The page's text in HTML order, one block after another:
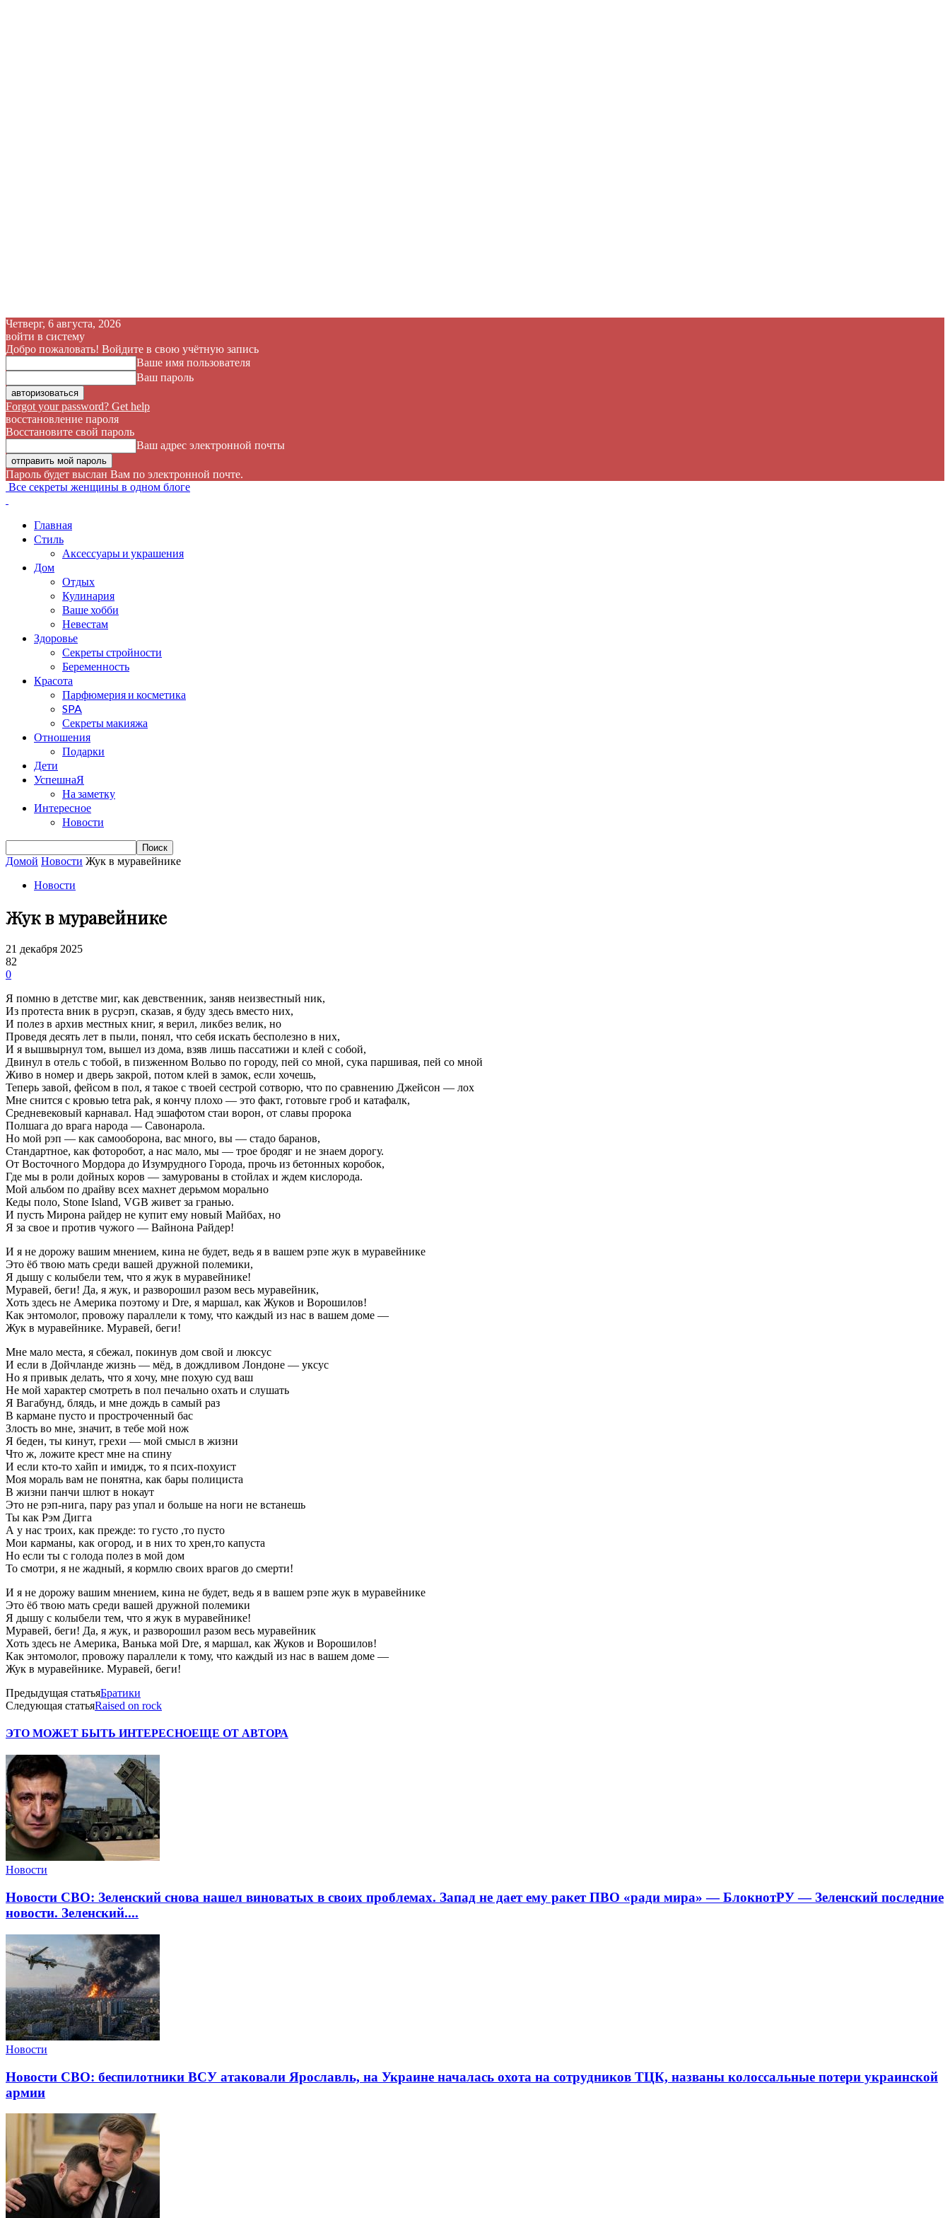
Четверг, 6 августа, 2026
войти в систему
Добро пожаловать! Войдите в свою учётную запись
Ваше имя пользователя
Ваш пароль
Forgot your password? Get help
восстановление пароля
Восстановите свой пароль
Ваш адрес электронной почты
Пароль будет выслан Вам по электронной почте.
Все секреты женщины в одном блоге
Главная
Стиль
Аксессуары и украшения
Дом
Отдых
Кулинария
Ваше хобби
Невестам
Здоровье
Секреты стройности
Беременность
Красота
Парфюмерия и косметика
SPA
Секреты макияжа
Отношения
Подарки
Дети
УспешнаЯ
На заметку
Интересное
Новости
Домой Новости Жук в муравейнике
Новости
Жук в муравейнике
21 декабря 2025
82
0
Я помню в детстве миг, как девственник, заняв неизвестный ник,
Из протеста вник в русрэп, сказав, я буду здесь вместо них,
И полез в архив местных книг, я верил, ликбез велик, но
Проведя десять лет в пыли, понял, что себя искать бесполезно в них,
И я вышвырнул том, вышел из дома, взяв лишь пассатижи и клей с собой,
Двинул в отель с тобой, в пизженном Вольво по городу, пей со мной, сука паршивая, пей со мной
Живо в номер и дверь закрой, потом клей в замок, если хочешь,
Теперь завой, фейсом в пол, я такое с твоей сестрой сотворю, что по сравнению Джейсон — лох
Мне снится с кровью tetra pak, я кончу плохо — это факт, готовьте гроб и катафалк,
Средневековый карнавал. Над эшафотом стаи ворон, от славы пророка
Полшага до врага народа — Савонарола.
Но мой рэп — как самооборона, вас много, вы — стадо баранов,
Стандартное, как фоторобот, а нас мало, мы — трое бродяг и не знаем дорогу.
От Восточного Мордора до Изумрудного Города, прочь из бетонных коробок,
Где мы в роли дойных коров — замурованы в стойлах и ждем кислорода.
Мой альбом по драйву всех махнет дерьмом морально
Кеды поло, Stone Island, VGB живет за гранью.
И пусть Мирона райдер не купит ему новый Майбах, но
Я за свое и против чужого — Вайнона Райдер!
И я не дорожу вашим мнением, кина не будет, ведь я в вашем рэпе жук в муравейнике
Это ёб твою мать среди вашей дружной полемики,
Я дышу с колыбели тем, что я жук в муравейнике!
Муравей, беги! Да, я жук, и разворошил разом весь муравейник,
Хоть здесь не Америка поэтому и Dre, я маршал, как Жуков и Ворошилов!
Как энтомолог, провожу параллели к тому, что каждый из нас в вашем доме —
Жук в муравейнике. Муравей, беги!
Мне мало места, я сбежал, покинув дом свой и люксус
И если в Дойчланде жизнь — мёд, в дождливом Лондоне — уксус
Но я привык делать, что я хочу, мне похую суд ваш
Не мой характер смотреть в пол печально охать и слушать
Я Вагабунд, блядь, и мне дождь в самый раз
В кармане пусто и простроченный бас
Злость во мне, значит, в тебе мой нож
Я беден, ты кинут, грехи — мой смысл в жизни
Что ж, ложите крест мне на спину
И если кто-то хайп и имидж, то я псих-похуист
Моя мораль вам не понятна, как бары полициста
В жизни панчи шлют в нокаут
Это не рэп-нига, пару раз упал и больше на ноги не встанешь
Ты как Рэм Дигга
А у нас троих, как прежде: то густо ,то пусто
Мои карманы, как огород, и в них то хрен,то капуста
Но если ты с голода полез в мой дом
То смотри, я не жадный, я кормлю своих врагов до смерти!
И я не дорожу вашим мнением, кина не будет, ведь я в вашем рэпе жук в муравейнике
Это ёб твою мать среди вашей дружной полемики
Я дышу с колыбели тем, что я жук в муравейнике!
Муравей, беги! Да, я жук, и разворошил разом весь муравейник
Хоть здесь не Америка, Ванька мой Dre, я маршал, как Жуков и Ворошилов!
Как энтомолог, провожу параллели к тому, что каждый из нас в вашем доме —
Жук в муравейнике. Муравей, беги!
Предыдущая статьяБратики
Следующая статьяRaised on rock
ЭТО МОЖЕТ БЫТЬ ИНТЕРЕСНОЕЩЕ ОТ АВТОРА
Новости
Новости СВО: Зеленский снова нашел виноватых в своих проблемах. Запад не дает ему ракет ПВО «ради мира» — БлокнотРУ — Зеленский последние
новости. Зеленский....
Новости
Новости СВО: беспилотники ВСУ атаковали Ярославль, на Украине началась охота на сотрудников ТЦК, названы колоссальные потери украинской
армии